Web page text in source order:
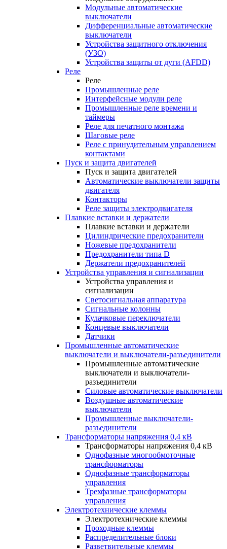
Модульные автоматические
выключатели
Дифференциальные автоматические
выключатели
Устройства защитного отключения
(УЗО)
Устройства защиты от дуги (AFDD)
Реле
Реле
Промышленные реле
Интерфейсные модули реле
Промышленные реле времени и
таймеры
Реле для печатного монтажа
Шаговые реле
Реле с принудительным управлением
контактами
Пуск и защита двигателей
Пуск и защита двигателей
Автоматические выключатели защиты
двигателя
Контакторы
Реле защиты электродвигателя
Плавкие вставки и держатели
Плавкие вставки и держатели
Цилиндрические предохранители
Ножевые предохранители
Предохранители типа D
Держатели предохранителей
Устройства управления и сигнализации
Устройства управления и
сигнализации
Светосигнальная аппаратура
Сигнальные колонны
Кулачковые переключатели
Концевые выключатели
Датчики
Промышленные автоматические
выключатели и выключатели-разъединители
Промышленные автоматические
выключатели и выключатели-
разъединители
Силовые автоматические выключатели
Воздушные автоматические
выключатели
Промышленные выключатели-
разъединители
Трансформаторы напряжения 0,4 кВ
Трансформаторы напряжения 0,4 кВ
Однофазные многообмоточные
трансформаторы
Однофазные трансформаторы
управления
Трехфазные трансформаторы
управления
Электротехнические клеммы
Электротехнические клеммы
Проходные клеммы
Распределительные блоки
Разветвительные клеммы